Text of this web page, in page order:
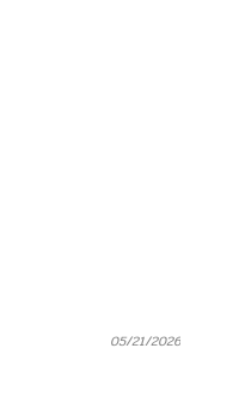
05/21/2026